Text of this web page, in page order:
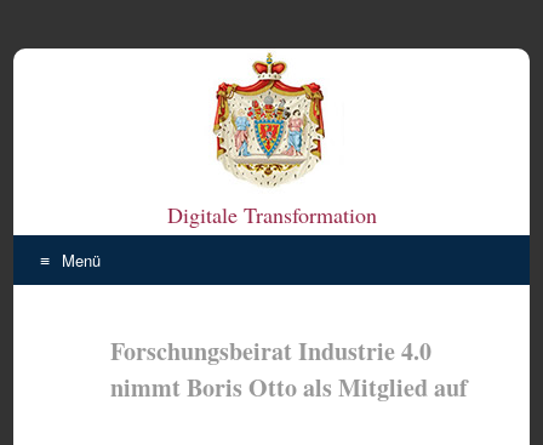
Digitale Transformation
Menü
Forschungsbeirat Industrie 4.0
nimmt Boris Otto als Mitglied auf